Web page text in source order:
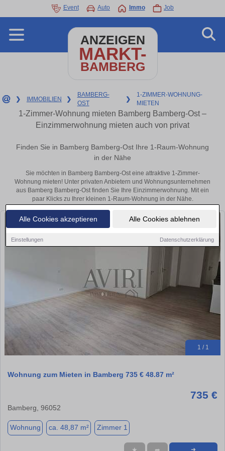
Alle Cookies akzeptieren Alle Cookies ablehnen
Einstellungen Datenschutzerklärung
Event Auto Immo Job
ANZEIGEN
MARKT-
BAMBERG
❯ IMMOBILIEN ❯
BAMBERG-
OST
❯
1-ZIMMER-WOHNUNG-
MIETEN
1-Zimmer-Wohnung mieten Bamberg Bamberg-Ost –
Einzimmerwohnung mieten auch von privat
Finden Sie in Bamberg Bamberg-Ost Ihre 1-Raum-Wohnung
in der Nähe
Sie möchten in Bamberg Bamberg-Ost eine attraktive 1-Zimmer-
Wohnung mieten! Unter privaten Anbietern und Wohnungsunternehmen
aus Bamberg Bamberg-Ost finden Sie Ihre Einzimmerwohnung. Mit ein
paar Klicks zu Ihrer kleinen 1-Raum-Wohnung in der Nähe.
1 / 1
Wohnung zum Mieten in Bamberg 735 € 48.87 m²
735 €
Bamberg, 96052
Wohnung ca. 48,87 m² Zimmer 1